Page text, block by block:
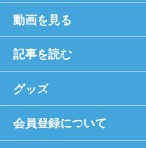
動画を見る
記事を読む
グッズ
会員登録について